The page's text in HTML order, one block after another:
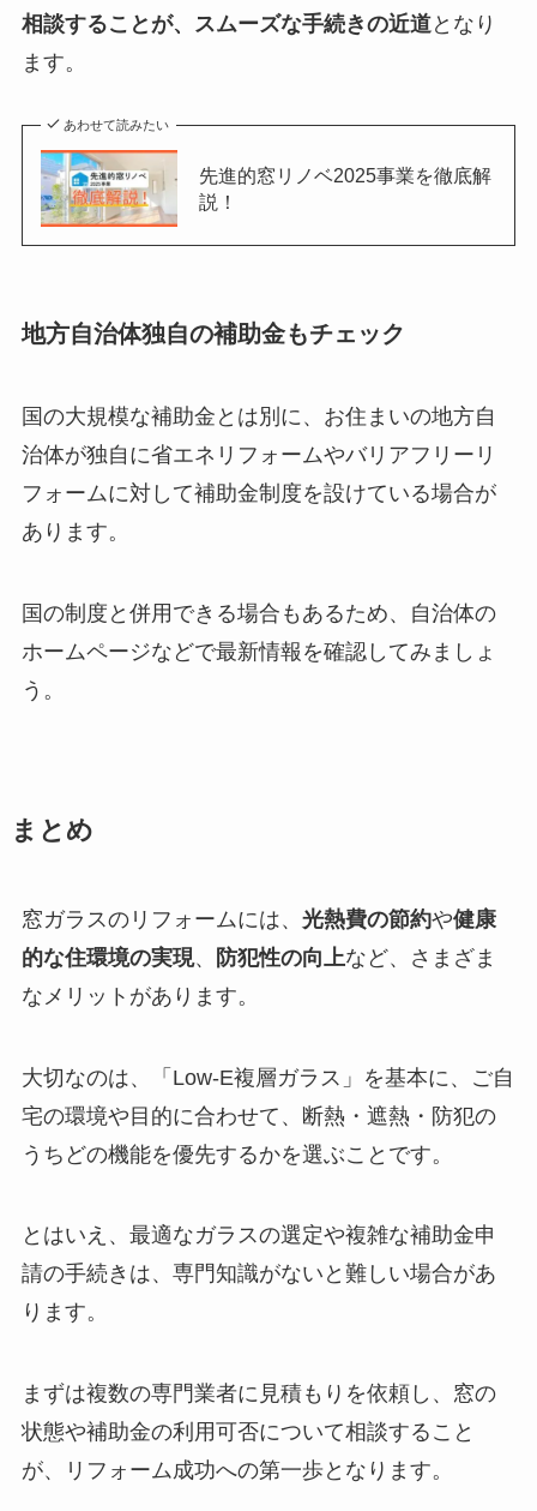
相談することが、スムーズな手続きの近道となり
ます。
あわせて読みたい
先進的窓リノベ2025事業を徹底解
説！
地方自治体独自の補助金もチェック
国の大規模な補助金とは別に、お住まいの地方自
治体が独自に省エネリフォームやバリアフリーリ
フォームに対して補助金制度を設けている場合が
あります。
国の制度と併用できる場合もあるため、自治体の
ホームページなどで最新情報を確認してみましょ
う。
まとめ
窓ガラスのリフォームには、 光熱費の節約や健康
的な住環境の実現、 防犯性の向上など、さまざま
なメリットがあります。
大切なのは、「Low-E複層ガラス」を基本に、ご自
宅の環境や目的に合わせて、断熱・遮熱・防犯の
うちどの機能を優先するかを選ぶことです。
とはいえ、最適なガラスの選定や複雑な補助金申
請の手続きは、専門知識がないと難しい場合があ
ります。
まずは複数の専門業者に見積もりを依頼し、窓の
状態や補助金の利用可否について相談すること
が、リフォーム成功への第一歩となります。